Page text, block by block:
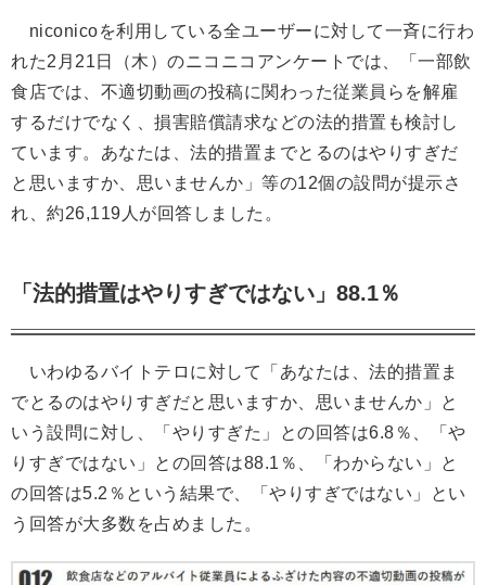
niconicoを利用している全ユーザーに対して一斉に行わ
れた2月21日（木）のニコニコアンケートでは、「一部飲
食店では、不適切動画の投稿に関わった従業員らを解雇
するだけでなく、損害賠償請求などの法的措置も検討し
ています。あなたは、法的措置までとるのはやりすぎだ
と思いますか、思いませんか」等の12個の設問が提示さ
れ、約26,119人が回答しました。
「法的措置はやりすぎではない」88.1％
いわゆるバイトテロに対して「あなたは、法的措置ま
でとるのはやりすぎだと思いますか、思いませんか」と
いう設問に対し、「やりすぎた」との回答は6.8％、「や
りすぎではない」との回答は88.1％、「わからない」と
の回答は5.2％という結果で、「やりすぎではない」とい
う回答が大多数を占めました。